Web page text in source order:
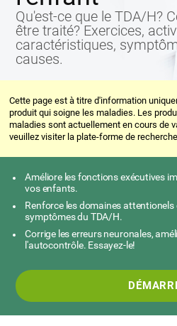
Qu'est-ce que le TDA/H?
être traité? Exercices,
caractéristiques,
causes.
Cette page est à titre d'information
produit qui soigne les maladies. Les
maladies sont actuellement en cours de
veuillez visiter la plate-forme de
Améliore les fonctions exécutives
vos enfants.
Renforce les domaines attentionels
symptômes du TDA/H.
Corrige les erreurs neuronales,
l'autocontrôle. Essayez-le!